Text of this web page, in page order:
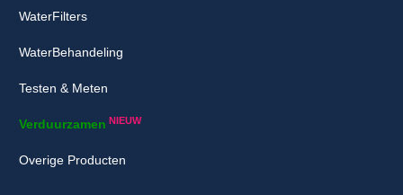
WaterFilters
WaterBehandeling
Testen & Meten
Verduurzamen NIEUW
Overige Producten